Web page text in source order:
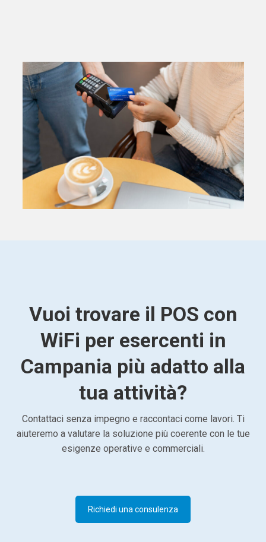
Vuoi trovare il POS con
WiFi per esercenti in
Campania più adatto alla
tua attività?
Contattaci senza impegno e raccontaci come lavori. Ti
aiuteremo a valutare la soluzione più coerente con le tue
esigenze operative e commerciali.
Richiedi una consulenza